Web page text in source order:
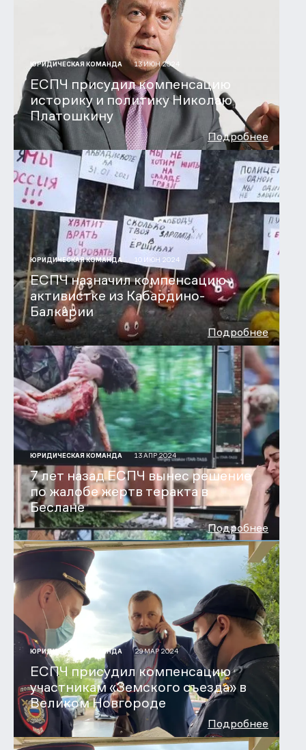
ЮРИДИЧЕСКАЯ КОМАНДА 13 ИЮН 2024
ЕСПЧ присудил компенсацию
историку и политику Николаю
Платошкину
Подробнее
ЮРИДИЧЕСКАЯ КОМАНДА 10 ИЮН 2024
ЕСПЧ назначил компенсацию
активистке из Кабардино-
Балкарии
Подробнее
ЮРИДИЧЕСКАЯ КОМАНДА 13 АПР 2024
7 лет назад ЕСПЧ вынес решение
по жалобе жертв теракта в
Беслане
Подробнее
ЮРИДИЧЕСКАЯ КОМАНДА 29 МАР 2024
ЕСПЧ присудил компенсацию
участникам «Земского съезда» в
Великом Новгороде
Подробнее